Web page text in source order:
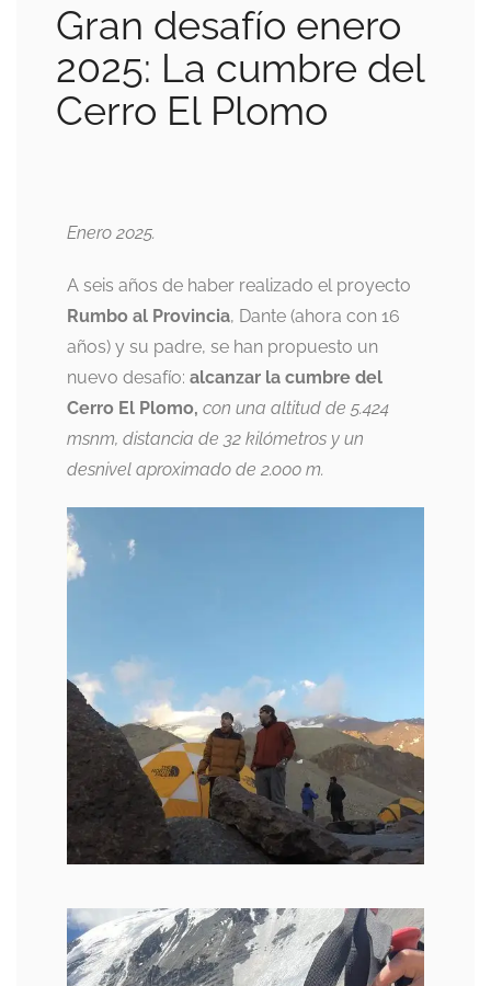
Gran desafío enero
2025: La cumbre del
Cerro El Plomo
Enero 2025.
A seis años de haber realizado el proyecto
Rumbo al Provincia, Dante (ahora con 16
años) y su padre, se han propuesto un
nuevo desafío: alcanzar la cumbre del
Cerro El Plomo, con una altitud de 5.424
msnm, distancia de 32 kilómetros y un
desnivel aproximado de 2.o00 m.